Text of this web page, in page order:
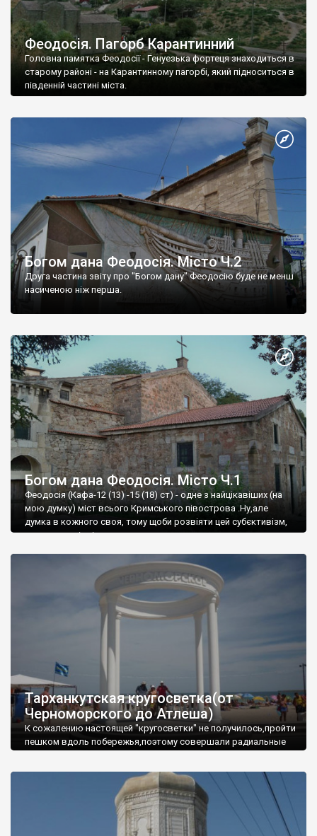
Феодосія. Пагорб Карантинний
Головна памятка Феодосії - Генуезька фортеця знаходиться в
старому районі - на Карантинному пагорбі, який підноситься в
південній частині міста.
Богом дана Феодосія. Місто Ч.2
Друга частина звіту про "Богом дану" Феодосію буде не менш
насиченою ніж перша.
Богом дана Феодосія. Місто Ч.1
Феодосія (Кафа-12 (13) -15 (18) ст) - одне з найцікавіших (на
мою думку) міст всього Кримського півострова .Ну,але
думка в кожного своя, тому щоби розвіяти цей субєктивізм,
запрошую відвідати це
Тарханкутская кругосветка(от
Черноморского до Атлеша)
К сожалению настоящей "кругосветки" не получилось,пройти
пешком вдоль побережья,поэтому совершали радиальные